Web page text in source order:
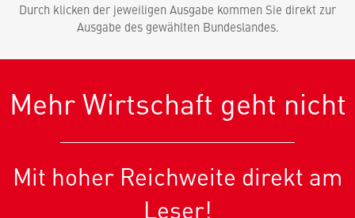
Durch klicken der jeweiligen Ausgabe kommen Sie direkt zur
Ausgabe des gewählten Bundeslandes.
Mehr Wirtschaft geht nicht
Mit hoher Reichweite direkt am
Leser!